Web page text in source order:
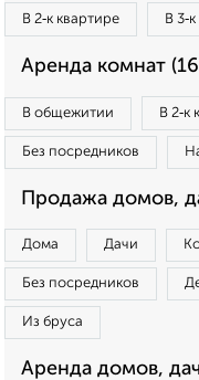
В 2‑к квартире В
Аренда комнат
В общежитии В 2‑к
Без посредников
Продажа домов,
Дома Дачи
Без посредников
Из бруса
Аренда домов,